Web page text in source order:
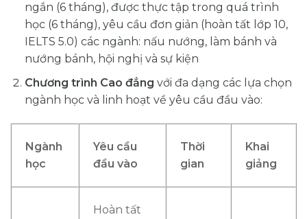
ngắn (6 tháng), được thực tập trong quá trình
học (6 tháng), yêu cầu đơn giản (hoàn tất lớp 10,
IELTS 5.0) các ngành: nấu nướng, làm bánh và
nướng bánh, hội nghị và sự kiện
Chương trình Cao đẳng với đa dạng các lựa chọn
ngành học và linh hoạt về yêu cầu đầu vào:
Ngành
học
Yêu cầu
đầu vào
Thời
gian
Khai
giảng
Hoàn tất